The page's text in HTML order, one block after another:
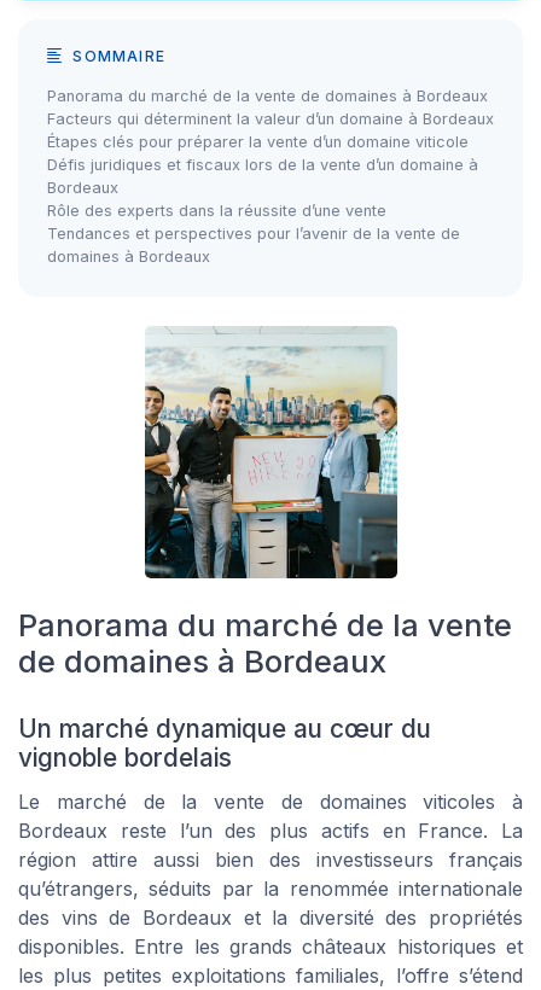
SOMMAIRE
Panorama du marché de la vente de domaines à Bordeaux
Facteurs qui déterminent la valeur d’un domaine à Bordeaux
Étapes clés pour préparer la vente d’un domaine viticole
Défis juridiques et fiscaux lors de la vente d’un domaine à
Bordeaux
Rôle des experts dans la réussite d’une vente
Tendances et perspectives pour l’avenir de la vente de
domaines à Bordeaux
Panorama du marché de la vente
de domaines à Bordeaux
Un marché dynamique au cœur du
vignoble bordelais
Le marché de la vente de domaines viticoles à
Bordeaux reste l’un des plus actifs en France. La
région attire aussi bien des investisseurs français
qu’étrangers, séduits par la renommée internationale
des vins de Bordeaux et la diversité des propriétés
disponibles. Entre les grands châteaux historiques et
les plus petites exploitations familiales, l’offre s’étend